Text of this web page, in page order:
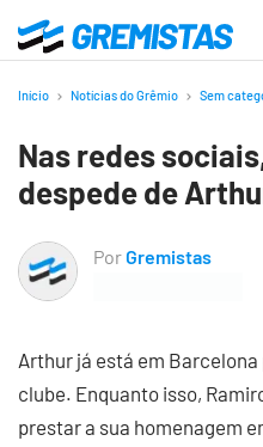
para
principal
Gremistas
Início Notícias do Grêmio Sem
Nas redes
despede de
PorGremistas
Arthur já está em
clube. Enquanto isso,
prestar a sua homenagem